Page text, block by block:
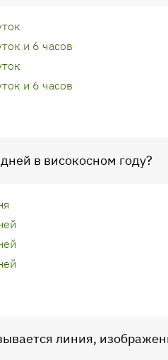
и 6 часов
и 6 часов
в високосном году?
линия,